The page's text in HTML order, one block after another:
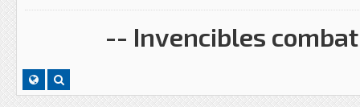
-- Invencibles